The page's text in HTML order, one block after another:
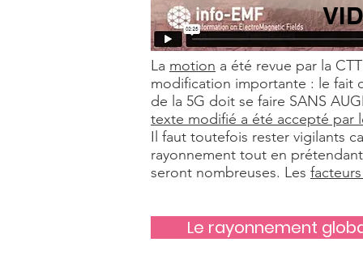
La motion a été revue par la
modification importante : le fait
de la 5G doit se faire SANS
texte modifié a été accepté par
Il faut toutefois rester vigilants
rayonnement tout en
seront nombreuses. Les
Le rayonnement